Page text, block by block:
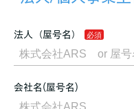
法人（屋号名）
会社名(屋号名)